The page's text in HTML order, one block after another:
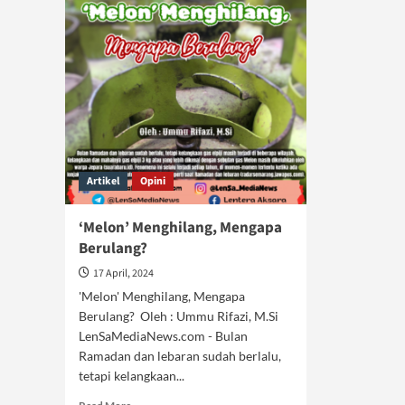
Artikel Opini
‘Melon’ Menghilang, Mengapa
Berulang?
17 April, 2024
'Melon' Menghilang, Mengapa
Berulang? Oleh : Ummu Rifazi, M.Si
LenSaMediaNews.com - Bulan
Ramadan dan lebaran sudah berlalu,
tetapi kelangkaan...